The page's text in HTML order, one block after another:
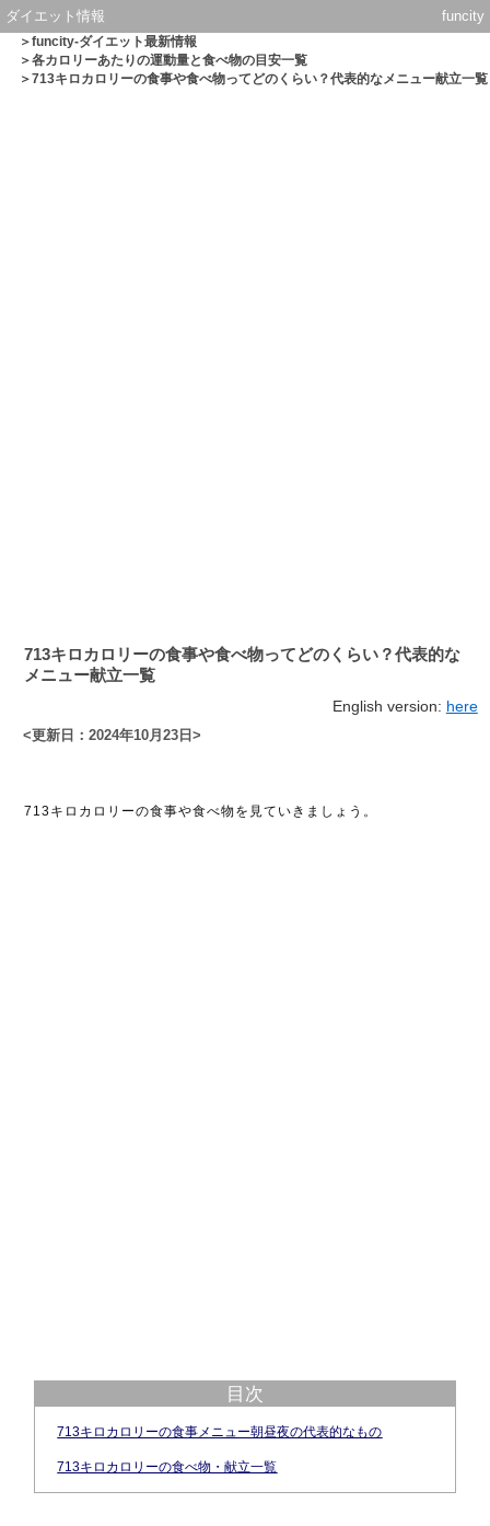
ダイエット情報 funcity
＞funcity-ダイエット最新情報
＞各カロリーあたりの運動量と食べ物の目安一覧
＞713キロカロリーの食事や食べ物ってどのくらい？代表的なメニュー献立一覧
713キロカロリーの食事や食べ物ってどのくらい？代表的な
メニュー献立一覧
English version: here
<更新日：2024年10月23日>
713キロカロリーの食事や食べ物を見ていきましょう。
目次
713キロカロリーの食事メニュー朝昼夜の代表的なもの
713キロカロリーの食べ物・献立一覧